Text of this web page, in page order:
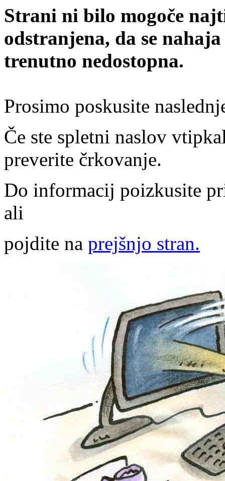
Strani ni bilo mogoče
odstranjena, da se
trenutno nedostopna.
Prosimo poskusite
Če ste spletni naslov
preverite črkovanje.
Do informacij poizkusite
ali
pojdite na prejšnjo stran.